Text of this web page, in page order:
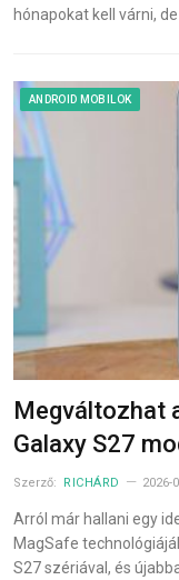
hónapokat kell várni,
ANDROID MOBILOK
Megváltozhat
Galaxy S27
Szerző: RICHÁRD 2026-
Arról már hallani egy
MagSafe
S27 szériával, és